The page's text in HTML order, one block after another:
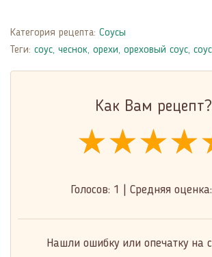
Категория рецепта: Соусы
Теги: соус, чеснок, орехи, ореховый соус,
Как Вам рецепт?
Голосов: 1 Средняя оценка:
Нашли ошибку или опечатку на